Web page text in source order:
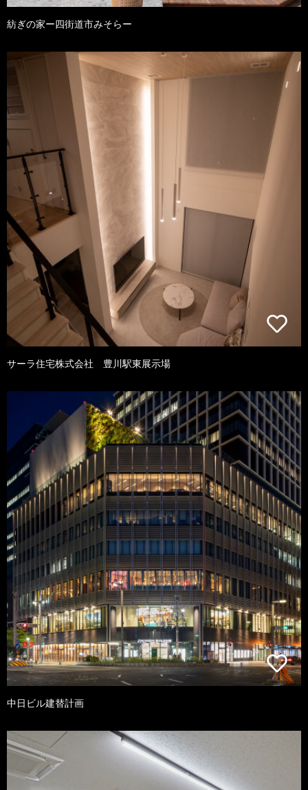
紡ぎの家ー四街道市みそらー
サーラ住宅株式会社 豊川駅東展示場
中日ビル建替計画